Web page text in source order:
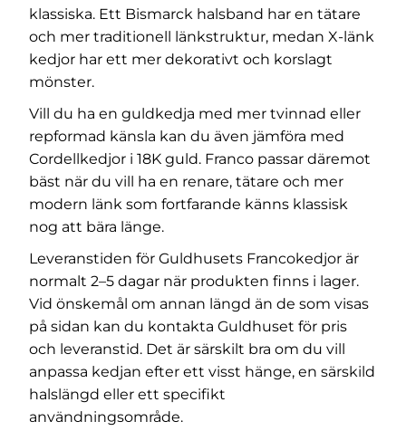
klassiska. Ett Bismarck halsband har en tätare
och mer traditionell länkstruktur, medan X-länk
kedjor har ett mer dekorativt och korslagt
mönster.
Vill du ha en guldkedja med mer tvinnad eller
repformad känsla kan du även jämföra med
Cordellkedjor i 18K guld. Franco passar däremot
bäst när du vill ha en renare, tätare och mer
modern länk som fortfarande känns klassisk
nog att bära länge.
Leveranstiden för Guldhusets Francokedjor är
normalt 2–5 dagar när produkten finns i lager.
Vid önskemål om annan längd än de som visas
på sidan kan du kontakta Guldhuset för pris
och leveranstid. Det är särskilt bra om du vill
anpassa kedjan efter ett visst hänge, en särskild
halslängd eller ett specifikt
användningsområde.